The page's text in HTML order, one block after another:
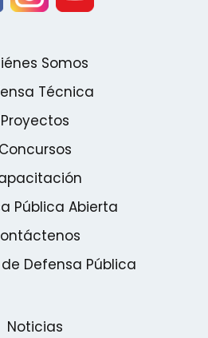
Somos
Técnica
Proyectos
Concursos
Pública Abierta
Defensa Pública
Noticias